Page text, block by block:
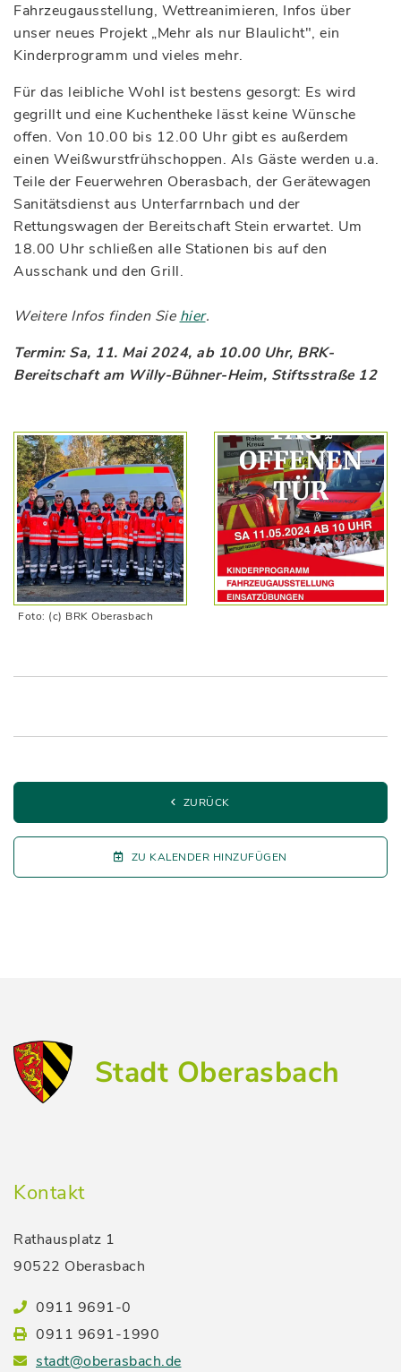
Fahrzeugausstellung, Wettreanimieren, Infos über
unser neues Projekt „Mehr als nur Blaulicht", ein
Kinderprogramm und vieles mehr.
Für das leibliche Wohl ist bestens gesorgt: Es wird
gegrillt und eine Kuchentheke lässt keine Wünsche
offen. Von 10.00 bis 12.00 Uhr gibt es außerdem
einen Weißwurstfrühschoppen. Als Gäste werden u.a.
Teile der Feuerwehren Oberasbach, der Gerätewagen
Sanitätsdienst aus Unterfarrnbach und der
Rettungswagen der Bereitschaft Stein erwartet. Um
18.00 Uhr schließen alle Stationen bis auf den
Ausschank und den Grill.
Weitere Infos finden Sie hier.
Termin: Sa, 11. Mai 2024, ab 10.00 Uhr, BRK-
Bereitschaft am Willy-Bühner-Heim, Stiftsstraße 12
Foto: (c) BRK Oberasbach
ZURÜCK
ZU KALENDER HINZUFÜGEN
Stadt Oberasbach
Kontakt
Rathausplatz 1
90522 Oberasbach
0911 9691-0
0911 9691-1990
stadt@oberasbach.de